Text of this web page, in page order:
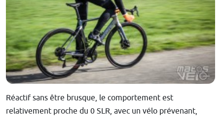
Réactif sans être brusque, le comportement est
relativement proche du 0 SLR, avec un vélo prévenant,